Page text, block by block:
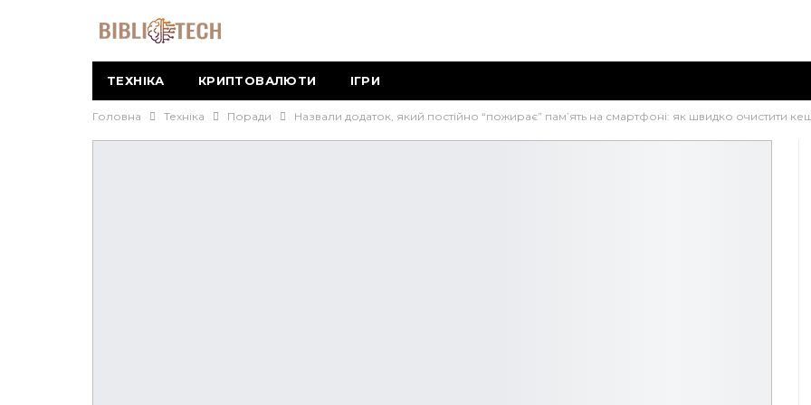
ТЕХНІКА КРИПТОВАЛЮТИ ІГРИ
Головна Техніка Поради Назвали додаток, який постійно “пожирає” пам’ять на смартфоні: як швидко очистити